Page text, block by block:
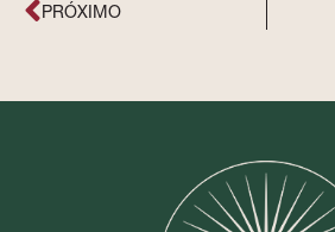
PRÓXIMO